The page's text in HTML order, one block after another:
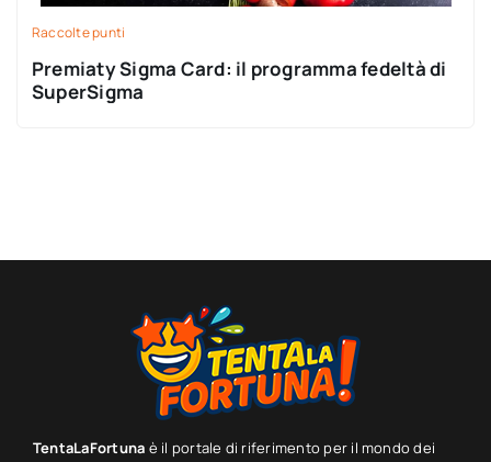
Raccolte punti
Premiaty Sigma Card: il programma fedeltà di
SuperSigma
TentaLaFortuna è il portale di riferimento per il mondo dei